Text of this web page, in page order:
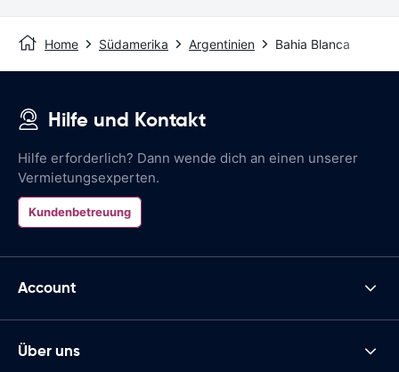
Home Südamerika Argentinien Bahia Blanca
Hilfe und Kontakt
Hilfe erforderlich? Dann wende dich an einen unserer
Vermietungsexperten.
Kundenbetreuung
Account
Über uns